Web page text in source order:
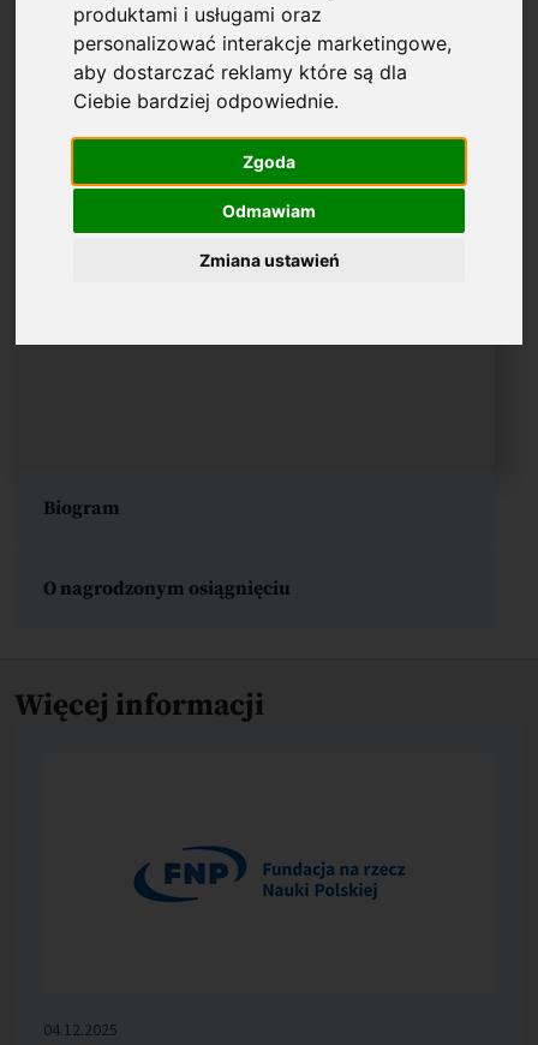
produktami i usługami oraz
personalizować interakcje marketingowe,
aby dostarczać reklamy które są dla
Ciebie bardziej odpowiednie.
Zgoda
Odmawiam
Zmiana ustawień
Biogram
O nagrodzonym osiągnięciu
Więcej informacji
04.12.2025